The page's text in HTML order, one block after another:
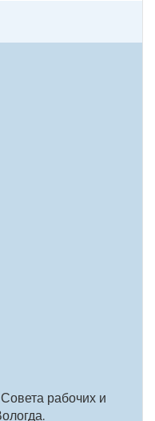
рабочих и